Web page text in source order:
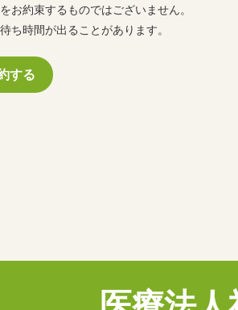
お約束するものではございません。
ち時間が出ることがあります。
する